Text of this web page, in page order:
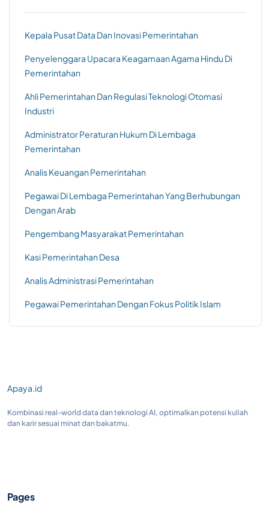
Kepala Pusat Data Dan Inovasi Pemerintahan
Penyelenggara Upacara Keagamaan Agama Hindu Di
Pemerintahan
Ahli Pemerintahan Dan Regulasi Teknologi Otomasi
Industri
Administrator Peraturan Hukum Di Lembaga
Pemerintahan
Analis Keuangan Pemerintahan
Pegawai Di Lembaga Pemerintahan Yang Berhubungan
Dengan Arab
Pengembang Masyarakat Pemerintahan
Kasi Pemerintahan Desa
Analis Administrasi Pemerintahan
Pegawai Pemerintahan Dengan Fokus Politik Islam
Apaya.id
Kombinasi real-world data dan teknologi AI, optimalkan potensi kuliah
dan karir sesuai minat dan bakatmu.
Pages